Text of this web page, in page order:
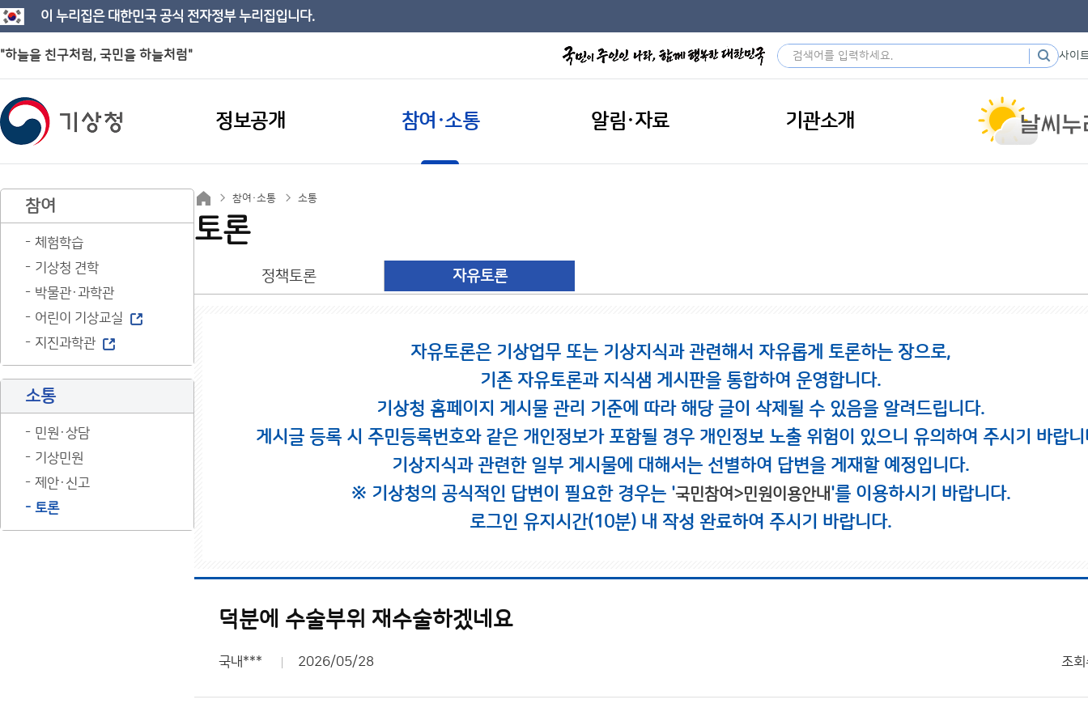
이 누리집은 대한민국 공식 전자정부 누리집입니다.
"하늘을 친구처럼, 국민을 하늘처럼" 사이
정보공개 참여·소통 알림·자료 기관소개
참여
체험학습
기상청 견학
박물관·과학관
어린이 기상교실
지진과학관
소통
민원·상담
기상민원
제안·신고
토론
참여·소통 소통
토론
정책토론 자유토론
자유토론은 기상업무 또는 기상지식과 관련해서 자유롭게 토론하는 장으로,
기존 자유토론과 지식샘 게시판을 통합하여 운영합니다.
기상청 홈페이지 게시물 관리 기준에 따라 해당 글이 삭제될 수 있음을 알려드립니다.
게시글 등록 시 주민등록번호와 같은 개인정보가 포함될 경우 개인정보 노출 위험이 있으니 유의하여 주시기 바랍니
기상지식과 관련한 일부 게시물에 대해서는 선별하여 답변을 게재할 예정입니다.
※ 기상청의 공식적인 답변이 필요한 경우는 '국민참여>민원이용안내'를 이용하시기 바랍니다.
로그인 유지시간(10분) 내 작성 완료하여 주시기 바랍니다.
덕분에 수술부위 재수술하겠네요
국내*** 2026/05/28 조회